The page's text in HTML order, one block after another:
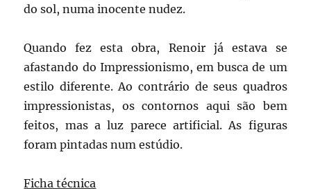
do sol, numa inocente nudez.
Quando fez esta obra, Renoir já estava se
afastando do Impressionismo, em busca de um
estilo diferente. Ao contrário de seus quadros
impressionistas, os contornos aqui são bem
feitos, mas a luz parece artificial. As figuras
foram pintadas num estúdio.
Ficha técnica